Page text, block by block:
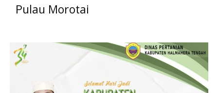
Pulau Morotai